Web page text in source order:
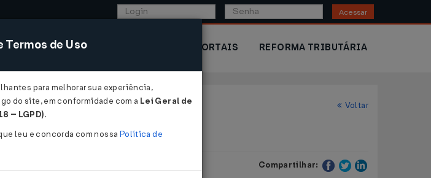
Acessar
COMÉRCIO EXTERIOR PORTAIS REFORMA TRIBUTÁRIA
Voltar
Compartilhar:
de Uso
para melhorar sua experiência,
do site, em conformidade com a Lei Geral de
– LGPD).
leu e concorda com nossa Política de